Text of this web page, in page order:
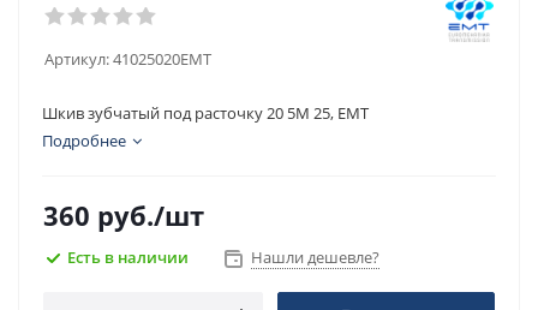
Артикул:41025020EMT
Шкив зубчатый под расточку 20 5M 25, EMT
Подробнее
360 руб./шт
Есть в наличии Нашли дешевле?